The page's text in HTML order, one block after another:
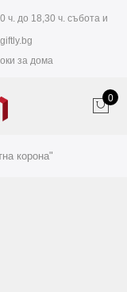
ч. до 18,30 ч. събота и
за дома
0
корона"